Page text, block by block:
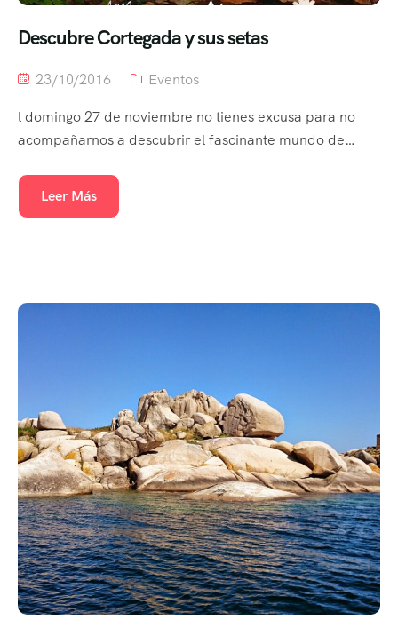
Descubre Cortegada y sus setas
23/10/2016
Eventos
l domingo 27 de noviembre no tienes excusa para no
acompañarnos a descubrir el fascinante mundo de…
Leer Más